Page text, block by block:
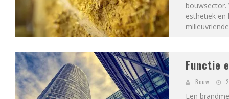
bouwsector.
esthetiek en
Functie
Bouw
Een